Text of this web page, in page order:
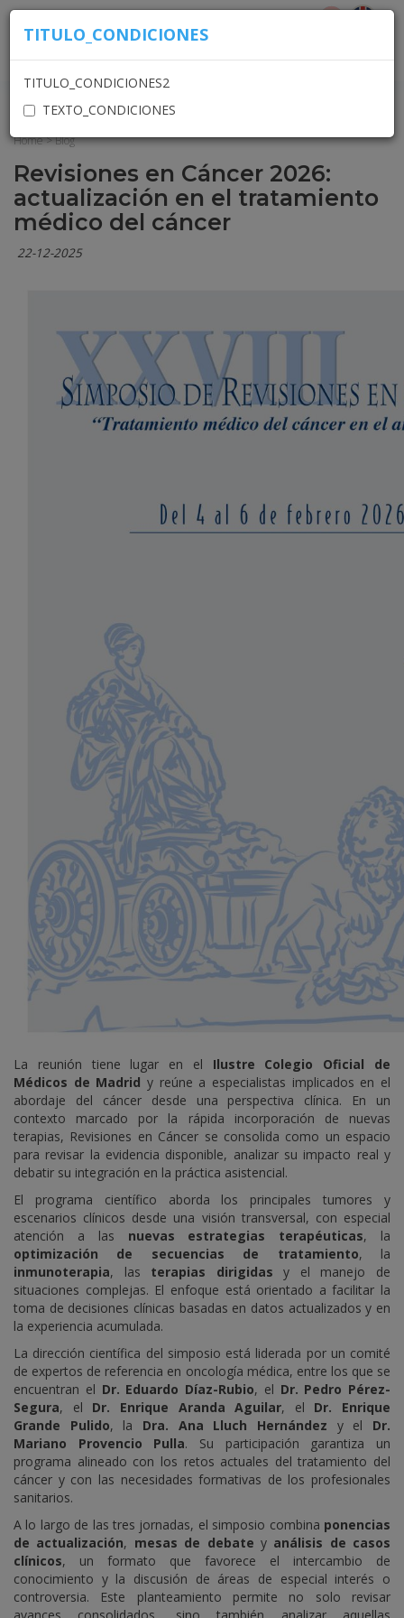
ACCESO USUARIOS
Home>Blog
Revisiones en Cáncer 2026:
actualización en el tratamiento
médico del cáncer
22-12-2025
La reunión tiene lugar en el Ilustre Colegio Oficial de
Médicos de Madrid y reúne a especialistas implicados en el
abordaje del cáncer desde una perspectiva clínica. En un
contexto marcado por la rápida incorporación de nuevas
terapias, Revisiones en Cáncer se consolida como un espacio
para revisar la evidencia disponible, analizar su impacto real y
debatir su integración en la práctica asistencial.
El programa científico aborda los principales tumores y
escenarios clínicos desde una visión transversal, con especial
atención a las nuevas estrategias terapéuticas, la
optimización de secuencias de tratamiento, la
inmunoterapia, las terapias dirigidas y el manejo de
situaciones complejas. El enfoque está orientado a facilitar la
toma de decisiones clínicas basadas en datos actualizados y en
la experiencia acumulada.
La dirección científica del simposio está liderada por un comité
de expertos de referencia en oncología médica, entre los que se
encuentran el Dr. Eduardo Díaz-Rubio, el Dr. Pedro Pérez-
Segura, el Dr. Enrique Aranda Aguilar, el Dr. Enrique
Grande Pulido, la Dra. Ana Lluch Hernández y el Dr.
Mariano Provencio Pulla. Su participación garantiza un
programa alineado con los retos actuales del tratamiento del
cáncer y con las necesidades formativas de los profesionales
sanitarios.
A lo largo de las tres jornadas, el simposio combina ponencias
de actualización, mesas de debate y análisis de casos
clínicos, un formato que favorece el intercambio de
conocimiento y la discusión de áreas de especial interés o
controversia. Este planteamiento permite no solo revisar
TITULO_CONDICIONES
TITULO_CONDICIONES2
TEXTO_CONDICIONES